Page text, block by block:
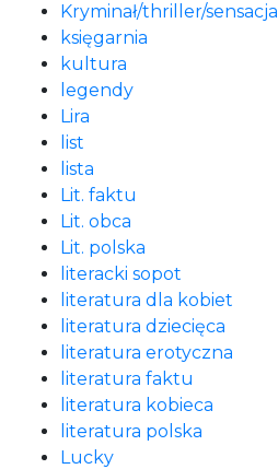
Kryminał/thriller/sensacja
księgarnia
kultura
legendy
Lira
list
lista
Lit. faktu
Lit. obca
Lit. polska
literacki sopot
literatura dla kobiet
literatura dziecięca
literatura erotyczna
literatura faktu
literatura kobieca
literatura polska
Lucky